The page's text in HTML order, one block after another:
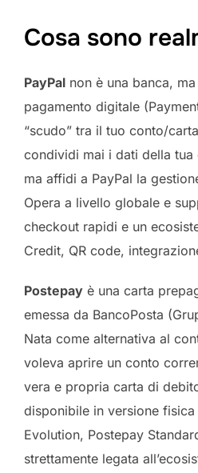
Cosa sono
PayPal non è una banca,
pagamento digitale
“scudo” tra il tuo conto/
condividi mai i dati della tua
ma affidi a PayPal la
Opera a livello globale e
checkout rapidi e un
Credit, QR code,
Postepay è una carta
emessa da BancoPosta
Nata come alternativa al
voleva aprire un conto
vera e propria carta di
disponibile in versione
Evolution, Postepay
strettamente legata